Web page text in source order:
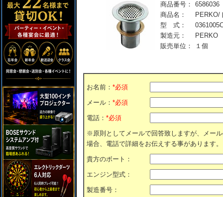
商品番号：
6586036
商品名：
PERKO/
型 式：
製造元：
PERKO
販売単位：
１個
お名前： *必須
メール： *必須
電話： *必須
※原則としてメールで回答致しますが、メー
場合、電話で詳細をお伝えする事があります。
貴方のボート：
エンジン型式：
製造番号：